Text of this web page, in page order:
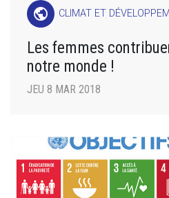
public CLIMAT ET
Les femmes
notre monde !
JEU 8 MAR 2018